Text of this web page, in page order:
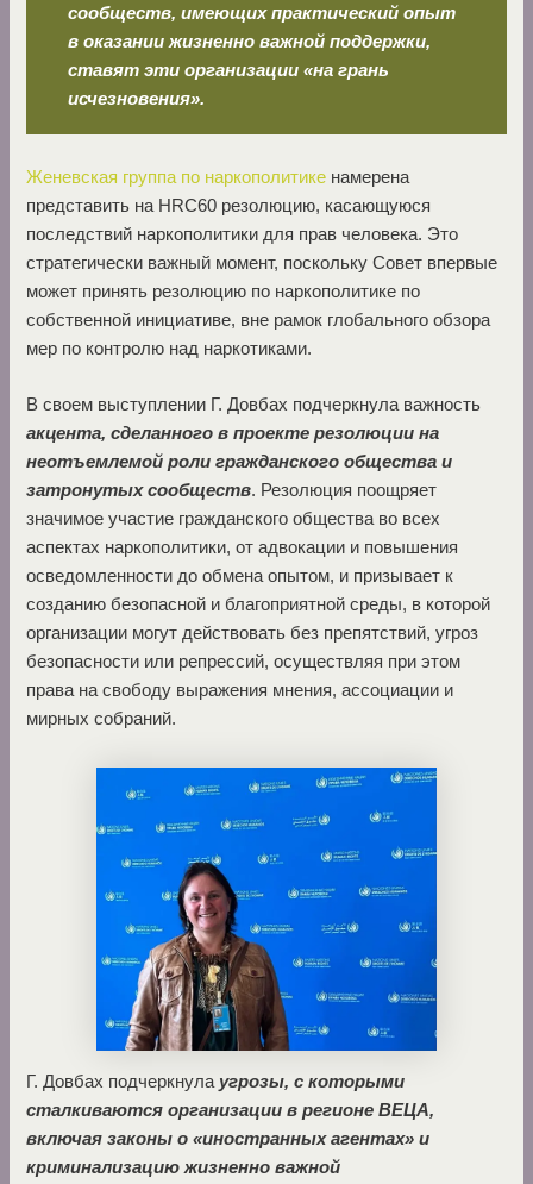
сообществ, имеющих практический опыт
в оказании жизненно важной поддержки,
ставят эти организации «на грань
исчезновения».
Женевская группа по наркополитике намерена
представить на HRC60 резолюцию, касающуюся
последствий наркополитики для прав человека. Это
стратегически важный момент, поскольку Совет впервые
может принять резолюцию по наркополитике по
собственной инициативе, вне рамок глобального обзора
мер по контролю над наркотиками.
В своем выступлении Г. Довбах подчеркнула важность
акцента, сделанного в проекте резолюции на
неотъемлемой роли гражданского общества и
затронутых сообществ. Резолюция поощряет
значимое участие гражданского общества во всех
аспектах наркополитики, от адвокации и повышения
осведомленности до обмена опытом, и призывает к
созданию безопасной и благоприятной среды, в которой
организации могут действовать без препятствий, угроз
безопасности или репрессий, осуществляя при этом
права на свободу выражения мнения, ассоциации и
мирных собраний.
Г. Довбах подчеркнула угрозы, с которыми
сталкиваются организации в регионе ВЕЦА,
включая законы о «иностранных агентах» и
криминализацию жизненно важной